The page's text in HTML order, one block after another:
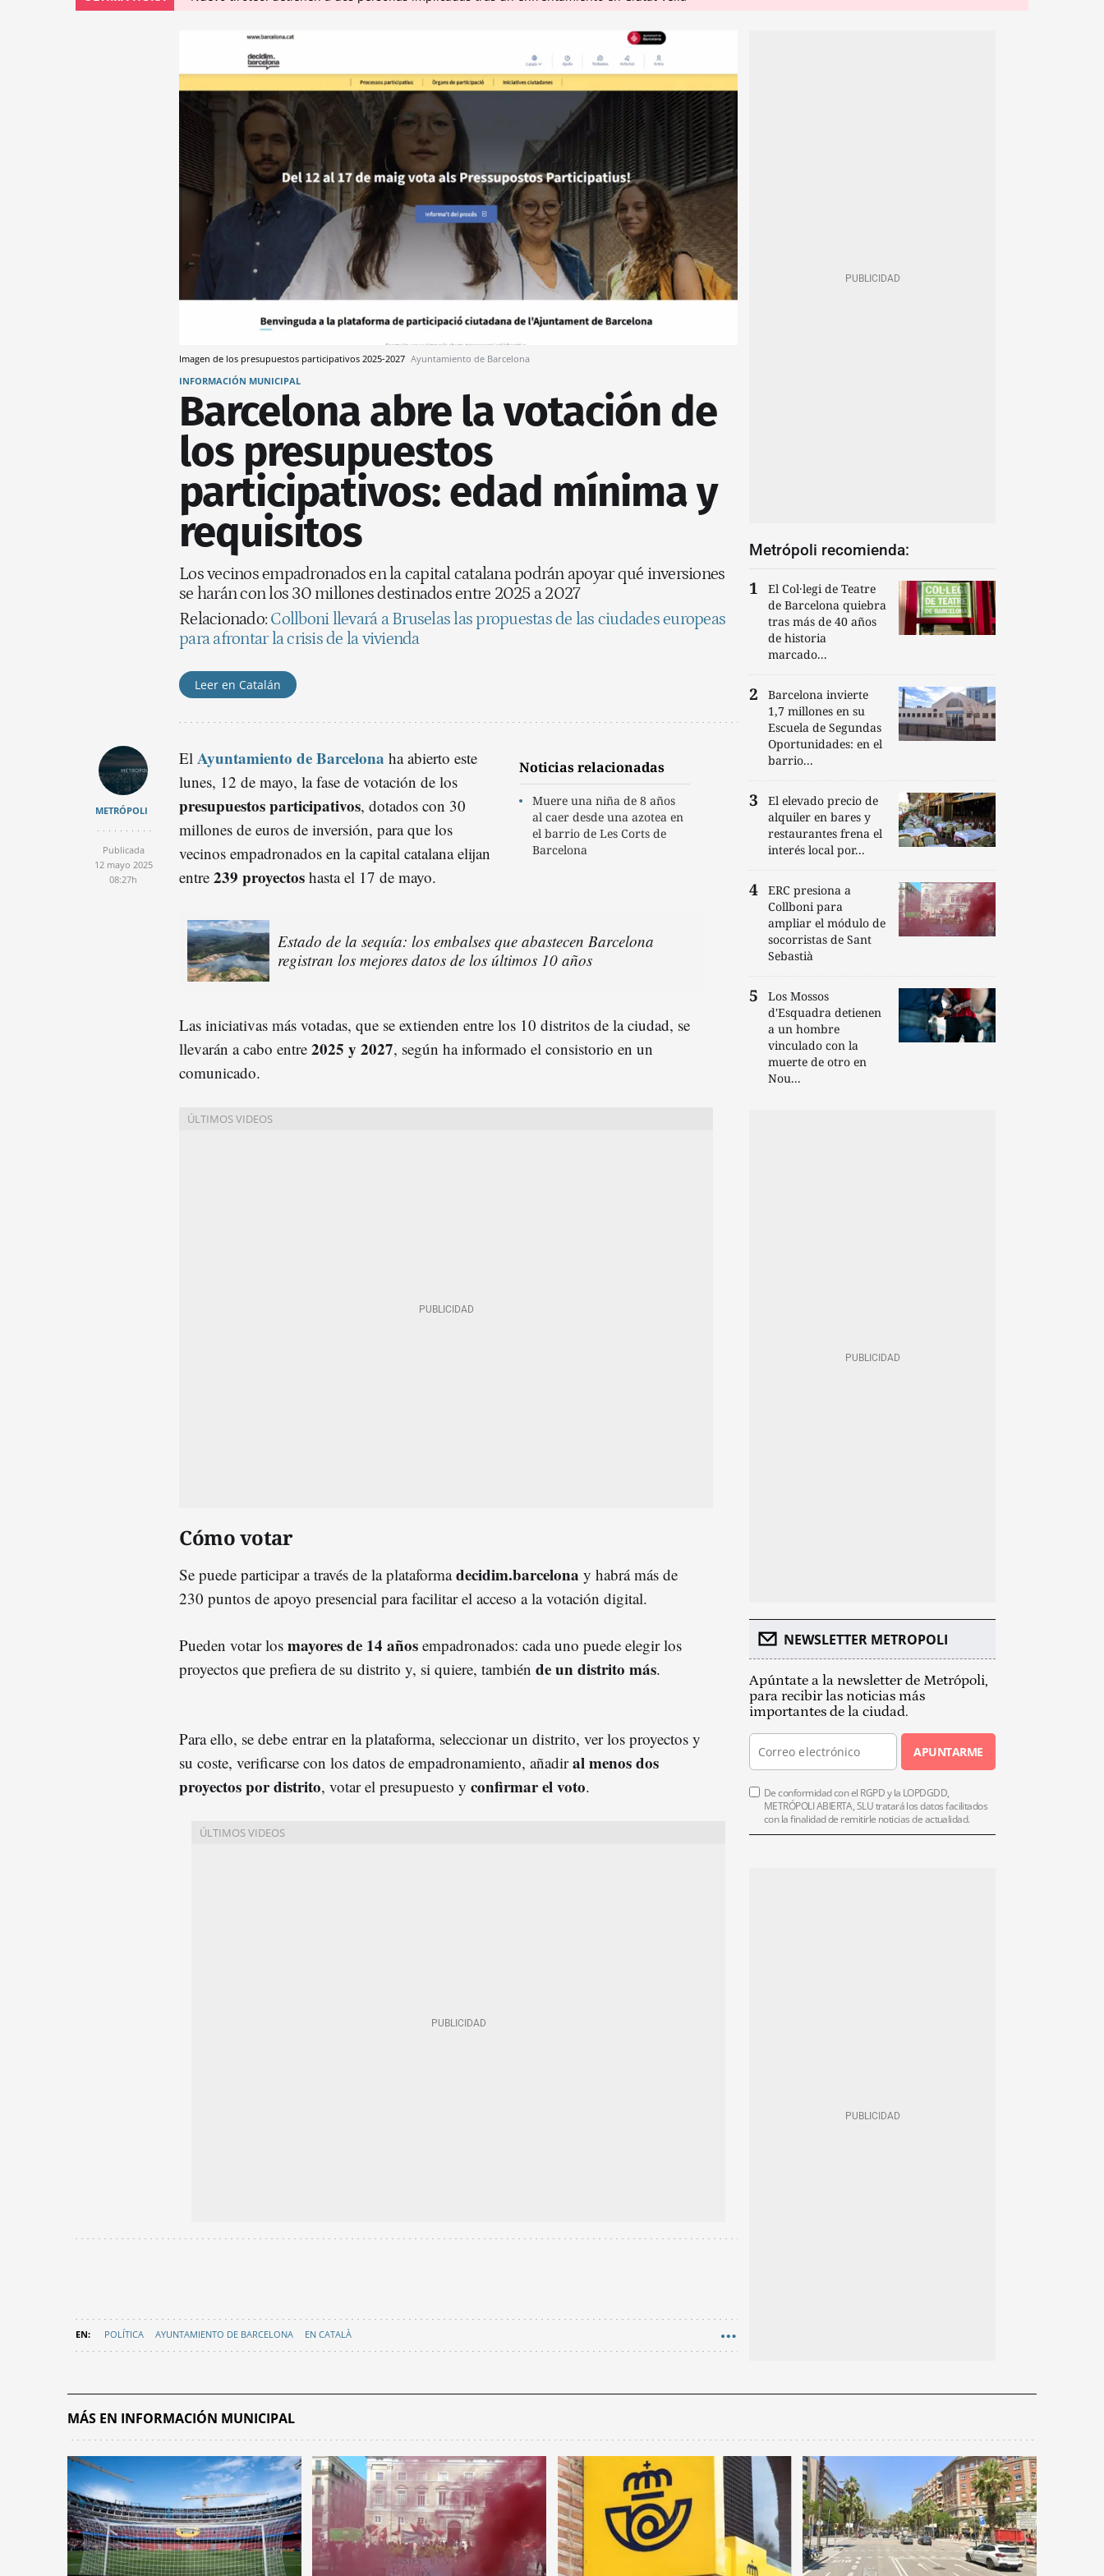
Imagen de los presupuestos participativos 2025-2027 Ayuntamiento de Barcelona
INFORMACIÓN MUNICIPAL
Barcelona abre la votación de
los presupuestos
participativos: edad mínima y
requisitos
Los vecinos empadronados en la capital catalana podrán apoyar qué inversiones
se harán con los 30 millones destinados entre 2025 a 2027
Relacionado: Collboni llevará a Bruselas las propuestas de las ciudades europeas
para afrontar la crisis de la vivienda
Leer en Catalán
METRÓPOLI
Publicada
12 mayo 2025
08:27h
Noticias relacionadas
Muere una niña de 8 años
al caer desde una azotea en
el barrio de Les Corts de
Barcelona
El Ayuntamiento de Barcelona ha abierto este
lunes, 12 de mayo, la fase de votación de los
presupuestos participativos, dotados con 30
millones de euros de inversión, para que los
vecinos empadronados en la capital catalana elijan
entre 239 proyectos hasta el 17 de mayo.
Estado de la sequía: los embalses que abastecen Barcelona
registran los mejores datos de los últimos 10 años
Las iniciativas más votadas, que se extienden entre los 10 distritos de la ciudad, se
llevarán a cabo entre 2025 y 2027, según ha informado el consistorio en un
comunicado.
Cómo votar
Se puede participar a través de la plataformadecidim.barcelona y habrá más de
230 puntos de apoyo presencial para facilitar el acceso a la votación digital.
Pueden votar los mayores de 14 años empadronados: cada uno puede elegir los
proyectos que prefiera de su distrito y, si quiere, también de un distrito más.
Para ello, se debe entrar en la plataforma, seleccionar un distrito, ver los proyectos y
su coste, verificarse con los datos de empadronamiento, añadiral menos dos
proyectos por distrito, votar el presupuesto y confirmar el voto.
POLÍTICA AYUNTAMIENTO DE BARCELONA EN CATALÀ
Metrópoli recomienda:
El Col·legi de Teatre
de Barcelona quiebra
tras más de 40 años
de historia
marcado...
Barcelona invierte
1,7 millones en su
Escuela de Segundas
Oportunidades: en el
barrio...
El elevado precio de
alquiler en bares y
restaurantes frena el
interés local por...
ERC presiona a
Collboni para
ampliar el módulo de
socorristas de Sant
Sebastià
Los Mossos
d'Esquadra detienen
a un hombre
vinculado con la
muerte de otro en
Nou...
NEWSLETTER METROPOLI
Apúntate a la newsletter de Metrópoli,
para recibir las noticias más
importantes de la ciudad.
APUNTARME
De conformidad con el RGPD y la LOPDGDD,
METRÓPOLI ABIERTA, SLU tratará los datos facilitados
con la finalidad de remitirle noticias de actualidad.
MÁS EN INFORMACIÓN MUNICIPAL